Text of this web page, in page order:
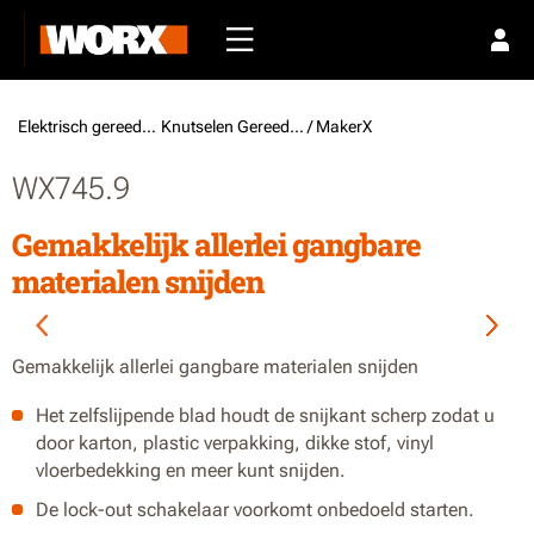
Elektrisch gereedschap / Knutselen Gereedschap / MakerX
WX745.9
Gemakkelijk allerlei gangbare
materialen snijden
Gemakkelijk allerlei gangbare materialen snijden
Het zelfslijpende blad houdt de snijkant scherp zodat u
door karton, plastic verpakking, dikke stof, vinyl
vloerbedekking en meer kunt snijden.
De lock-out schakelaar voorkomt onbedoeld starten.